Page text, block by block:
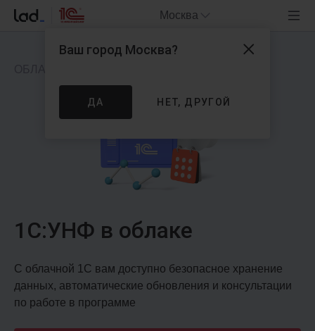
Москва
1С:УНФ в облаке
С облачной 1С вам доступно безопасное хранение
данных, автоматические обновления и консультации
по работе в программе
Ваш город Москва?
ДА НЕТ, ДРУГОЙ